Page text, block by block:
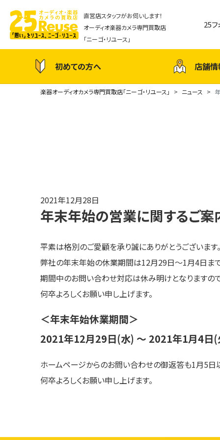
直営店スタッフがお伺いします！
オーディオ楽器カメラ専門買取店
「ニーゴ・リユース」
25フ
初めての方へ 店舗
楽器オーディオカメラ専門買取店「ニーゴ・リユース」 ニュース
2021年12月28日
年末年始の営業に関するご案
平素は格別のご愛顧を承り誠にありがとうございます
弊社の年末年始の休業期間は12月29日～1月4日まで
期間中のお問い合わせ対応は休み明けとなりますの
何卒よろしくお願い申し上げます。
＜年末年始休業期間＞
2021年12月29日(水) ～ 2021年1月4日(
ホームページからのお問い合わせの御返答も1月5日
何卒よろしくお願い申し上げます。